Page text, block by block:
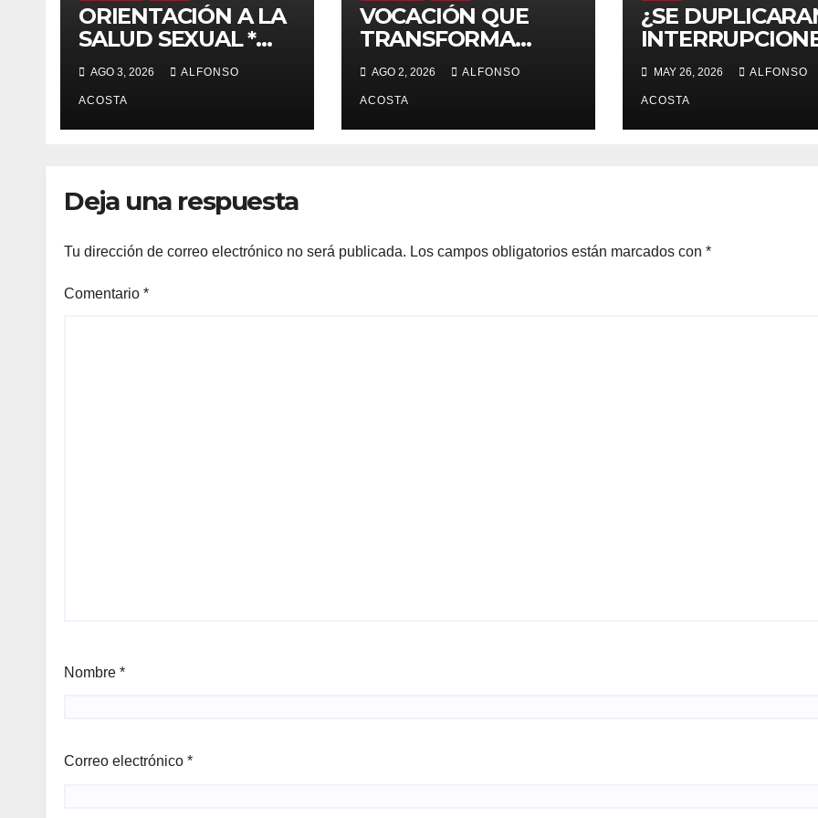
ORIENTACIÓN A LA
SALUD SEXUAL *
Planificación
familiar, un derecho
AGO 3, 2026 ALFONSO
ACOSTA
VOCACIÓN QUE
TRANSFORMA
VIDAS
AGO 2, 2026 ALFONSO
ACOSTA
¿SE
DE EMBARAZO
LEGALES?
MAY 26, 2026 ALFONSO
ACOSTA
Deja una respuesta
Tu dirección de correo electrónico no será publicada. Los campos obligatorios están marcados con *
Comentario *
Nombre *
Correo electrónico *